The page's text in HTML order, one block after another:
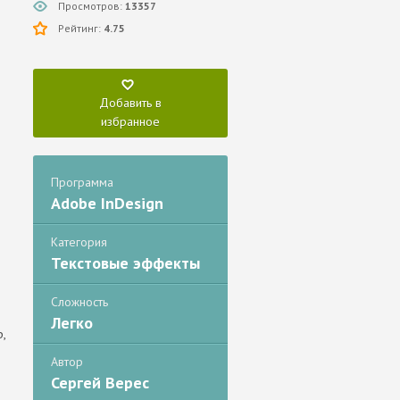
Просмотров: 13357
Рейтинг: 4.75
Добавить в
избранное
Программа
Adobe InDesign
Категория
Текстовые эффекты
Сложность
Легко
Автор
Сергей Верес